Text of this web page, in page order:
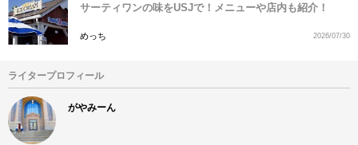
サーティワンの味をUSJで！メニューや店内も紹介！
めっち 2026/07/30
ライタープロフィール
がやみーん